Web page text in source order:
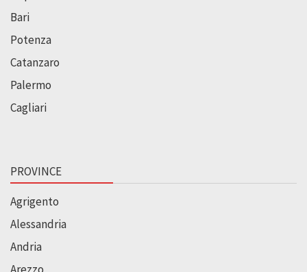
Bari
Potenza
Catanzaro
Palermo
Cagliari
PROVINCE
Agrigento
Alessandria
Andria